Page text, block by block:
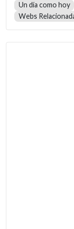
Un día como hoy
Webs